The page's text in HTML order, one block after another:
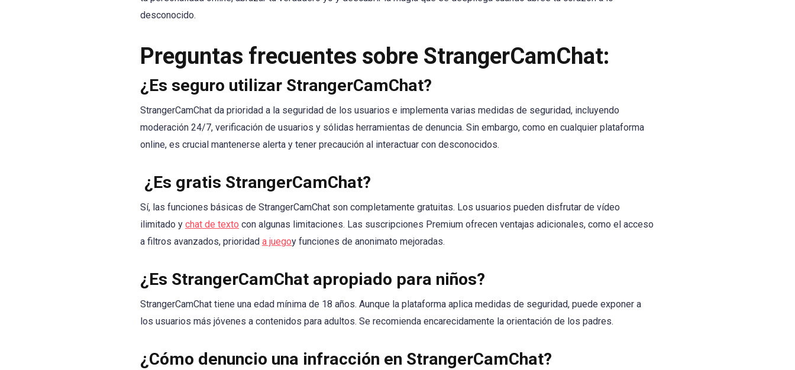
desconocido.
Preguntas frecuentes sobre StrangerCamChat:
¿Es seguro utilizar StrangerCamChat?
StrangerCamChat da prioridad a la seguridad de los usuarios e implementa varias medidas de seguridad, incluyendo
moderación 24/7, verificación de usuarios y sólidas herramientas de denuncia. Sin embargo, como en cualquier plataforma
online, es crucial mantenerse alerta y tener precaución al interactuar con desconocidos.
¿Es gratis StrangerCamChat?
Sí, las funciones básicas de StrangerCamChat son completamente gratuitas. Los usuarios pueden disfrutar de vídeo
ilimitado y chat de texto con algunas limitaciones. Las suscripciones Premium ofrecen ventajas adicionales, como el acceso
a filtros avanzados, prioridad a juegoy funciones de anonimato mejoradas.
¿Es StrangerCamChat apropiado para niños?
StrangerCamChat tiene una edad mínima de 18 años. Aunque la plataforma aplica medidas de seguridad, puede exponer a
los usuarios más jóvenes a contenidos para adultos. Se recomienda encarecidamente la orientación de los padres.
¿Cómo denuncio una infracción en StrangerCamChat?